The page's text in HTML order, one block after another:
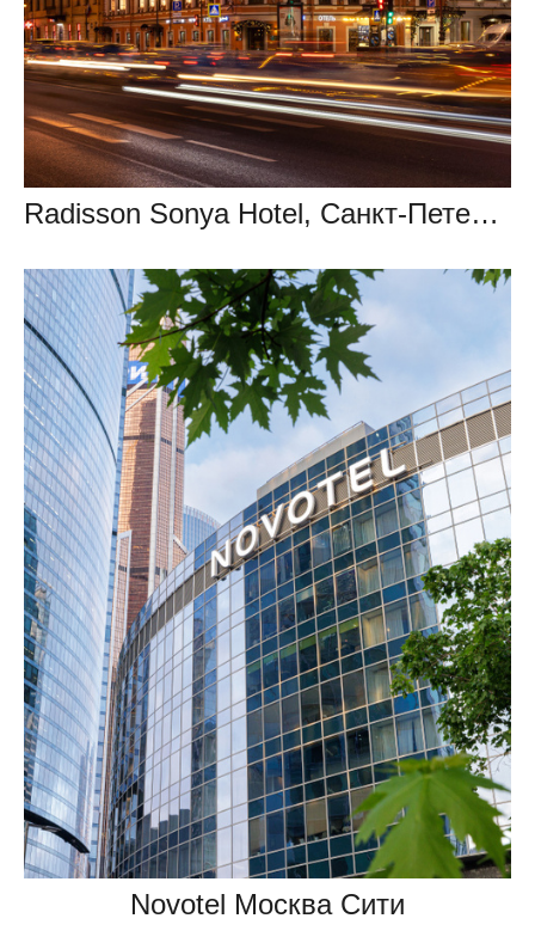
Radisson Sonya Hotel, Санкт-Петербург
Novotel Москва Сити